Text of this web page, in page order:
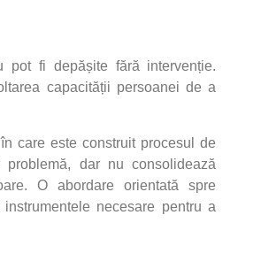
fi depășite fără intervenție.
capacității persoanei de a
care este construit procesul de
dar nu consolidează
O abordare orientată spre
necesare pentru a